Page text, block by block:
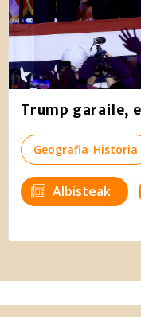
Trump garaile,
Geografia-Historia
Albisteak